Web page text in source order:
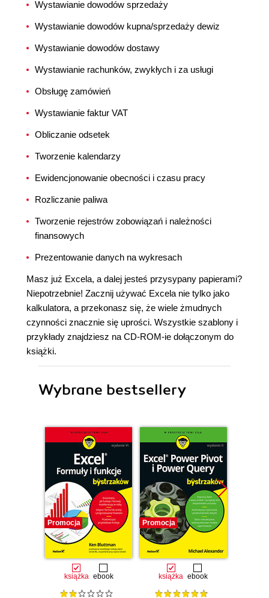
Wystawianie dowodów sprzedaży
Wystawianie dowodów kupna/sprzedaży dewiz
Wystawianie dowodów dostawy
Wystawianie rachunków, zwykłych i za usługi
Obsługę zamówień
Wystawianie faktur VAT
Obliczanie odsetek
Tworzenie kalendarzy
Ewidencjonowanie obecności i czasu pracy
Rozliczanie paliwa
Tworzenie rejestrów zobowiązań i należności
finansowych
Prezentowanie danych na wykresach
Masz już Excela, a dalej jesteś przysypany papierami?
Niepotrzebnie! Zacznij używać Excela nie tylko jako
kalkulatora, a przekonasz się, że wiele żmudnych
czynności znacznie się uprości. Wszystkie szablony i
przykłady znajdziesz na CD-ROM-ie dołączonym do
książki.
Wybrane bestsellery
Promocja
książka ebook
Promocja
książka ebook